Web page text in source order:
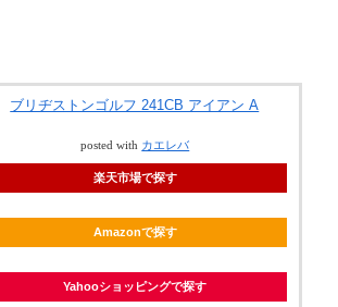
ブリヂストンゴルフ 241CB アイアン A
posted with カエレバ
楽天市場で探す
Amazonで探す
Yahooショッピングで探す